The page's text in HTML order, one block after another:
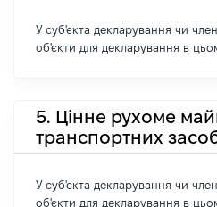
У суб'єкта декларування чи
об'єкти для декларування в
5. Цінне рухоме
транспортних
У суб'єкта декларування чи
об'єкти для декларування в